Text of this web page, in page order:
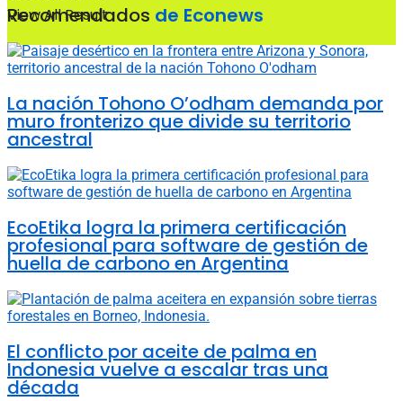
View All Result
Recomendados de Econews
La nación Tohono O’odham demanda por
muro fronterizo que divide su territorio
ancestral
EcoEtika logra la primera certificación
profesional para software de gestión de
huella de carbono en Argentina
El conflicto por aceite de palma en
Indonesia vuelve a escalar tras una
década